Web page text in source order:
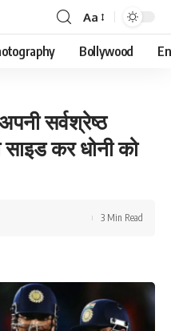
Font
Resizer
Aa
Bollywood
सर्वश्रेष्ठ
साइड कर धोनी को
3 Min Read